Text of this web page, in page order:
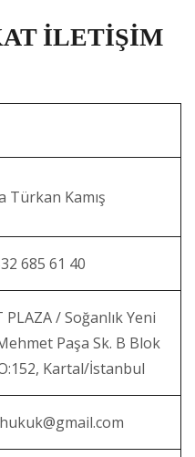
İLETİŞİM
Türkan Kamış
685 61 40
/ Soğanlık Yeni
Paşa Sk. B Blok
Kartal/İstanbul